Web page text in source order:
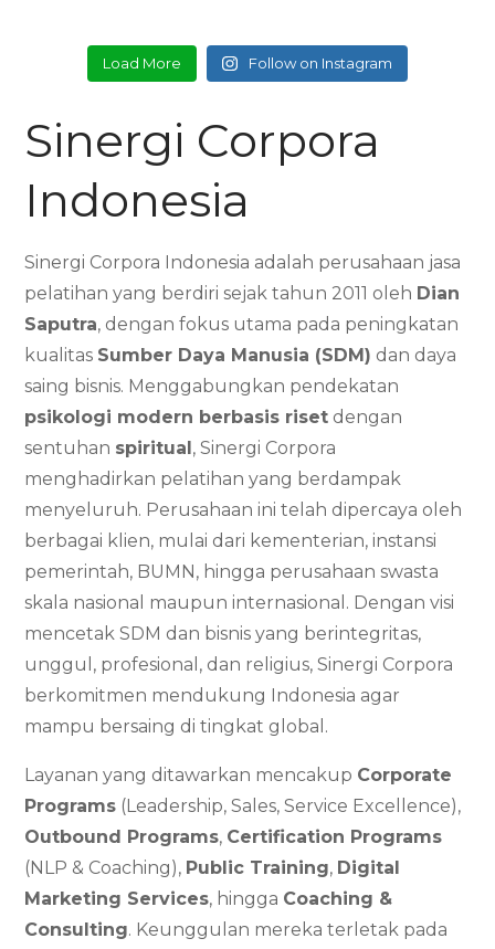
Load More Follow on Instagram
Sinergi Corpora
Indonesia
Sinergi Corpora Indonesia adalah perusahaan jasa
pelatihan yang berdiri sejak tahun 2011 oleh Dian
Saputra, dengan fokus utama pada peningkatan
kualitas Sumber Daya Manusia (SDM) dan daya
saing bisnis. Menggabungkan pendekatan
psikologi modern berbasis riset dengan
sentuhan spiritual , Sinergi Corpora
menghadirkan pelatihan yang berdampak
menyeluruh. Perusahaan ini telah dipercaya oleh
berbagai klien, mulai dari kementerian, instansi
pemerintah, BUMN, hingga perusahaan swasta
skala nasional maupun internasional. Dengan visi
mencetak SDM dan bisnis yang berintegritas,
unggul, profesional, dan religius, Sinergi Corpora
berkomitmen mendukung Indonesia agar
mampu bersaing di tingkat global.
Layanan yang ditawarkan mencakup Corporate
Programs (Leadership, Sales, Service Excellence),
Outbound Programs, Certification Programs
(NLP & Coaching), Public Training, Digital
Marketing Services, hingga Coaching &
Consulting. Keunggulan mereka terletak pada